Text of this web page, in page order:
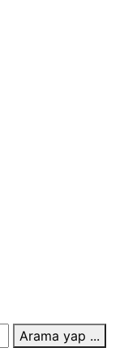
Arama yap ...